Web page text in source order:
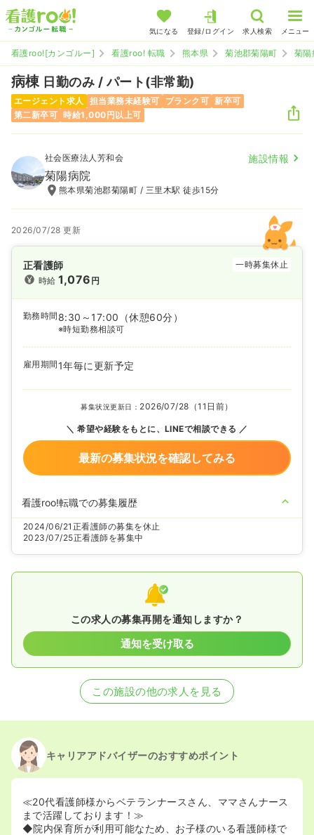
気になる 登録/ログイン 求人検索 メニュー
看護roo![カンゴルー] 看護roo! 転職 熊本県 菊池郡菊陽町 菊陽
病棟 日勤のみ / パート(非常勤)
エージェント求人 担当業務未経験可 ブランク可 新卒可
第二新卒可 時給1,000円以上可
社会医療法人芳和会 施設情報
菊陽病院
熊本県菊池郡菊陽町 / 三里木駅 徒歩15分
2026/07/28 更新
正看護師
一時募集休止
時給1,076 円
勤務時間 8:30～17:00 （休憩60分）
※時短勤務相談可
雇用期間 1年毎に更新予定
募集状況更新日： 2026/07/28（11日前）
希望や経験をもとに、LINEで相談できる
最新の募集状況を確認してみる
看護roo!転職での募集履歴
2024/06/21 正看護師の募集を休止
2023/07/25正看護師を募集中
この求人の募集再開を通知しますか？
通知を受け取る
この施設の他の求人を見る
キャリアアドバイザーのおすすめポイント
≪20代看護師様からベテランナースさん、ママさんナース
まで活躍しております！≫
◆院内保育所が利用可能なため、お子様のいる看護師様で